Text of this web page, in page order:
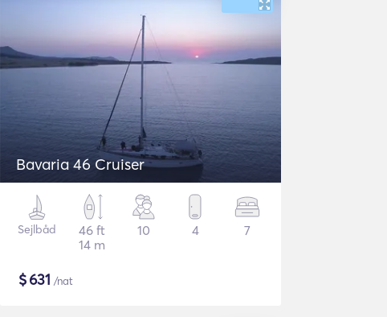
Bavaria 46 Cruiser
Sejlbåd
46 ft
14 m
10 4 7
$631 /nat